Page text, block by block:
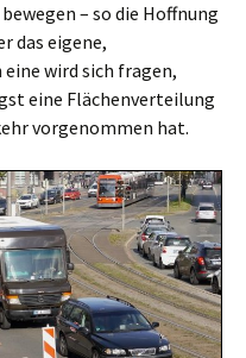
– so die Hoffnung
das eigene,
wird sich fragen,
eine Flächenverteilung
vorgenommen hat.